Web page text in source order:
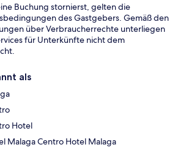
Buchung stornierst, gelten die
des Gastgebers. Gemäß den
über Verbraucherrechte unterliegen
für Unterkünfte nicht dem
als
Hotel
Malaga Centro Hotel Malaga